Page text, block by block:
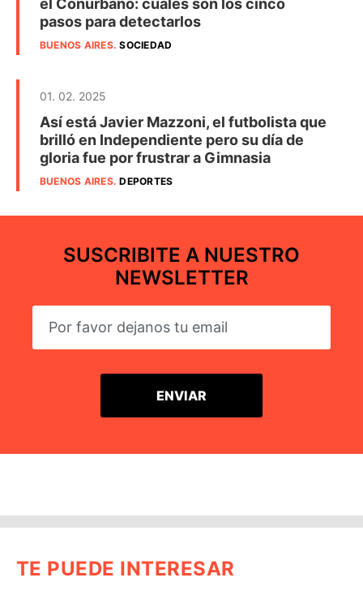
el Conurbano: cuáles son los cinco
pasos para detectarlos
BUENOS AIRES.SOCIEDAD
01. 02. 2025
Así está Javier Mazzoni, el futbolista que
brilló en Independiente pero su día de
gloria fue por frustrar a Gimnasia
BUENOS AIRES.DEPORTES
SUSCRIBITE A NUESTRO
NEWSLETTER
TE PUEDE INTERESAR